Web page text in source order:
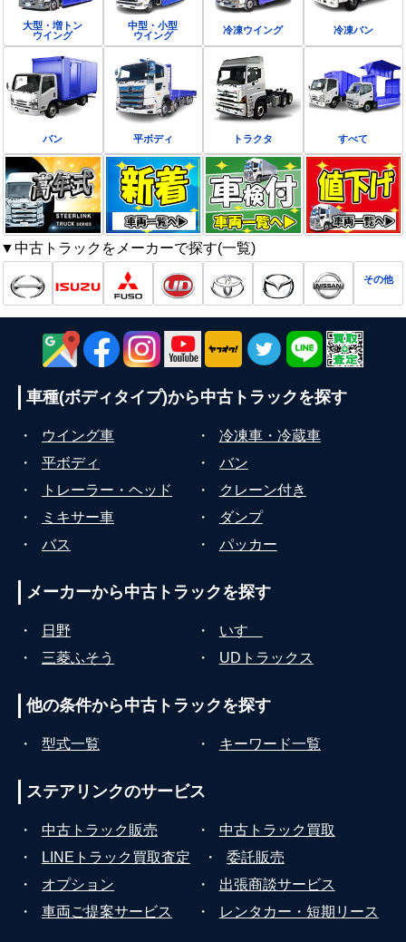
大型・増トン
ウイング
中型・小型
ウイング
冷凍ウイング 冷凍バン
バン 平ボディ トラクタ すべて
▼中古トラックをメーカーで探す(一覧)
その他
車種(ボディタイプ)から中古トラックを探す
・ ウイング車 ・
冷凍車・冷蔵車
・
平ボディ ・
バン
・
トレーラー・ヘッド ・
クレーン付き
・
ミキサー車 ・
ダンプ
・
バス ・ パッカー
メーカーから中古トラックを探す
・ 日野 ・
いすゞ
・
三菱ふそう ・ UDトラックス
他の条件から中古トラックを探す
・ 型式一覧 ・ キーワード一覧
ステアリンクのサービス
・ 中古トラック販売 ・
中古トラック買取
・
LINEトラック買取査定 ・
委託販売
・
オプション ・
出張商談サービス
・
車両ご提案サービス ・ レンタカー・短期リース